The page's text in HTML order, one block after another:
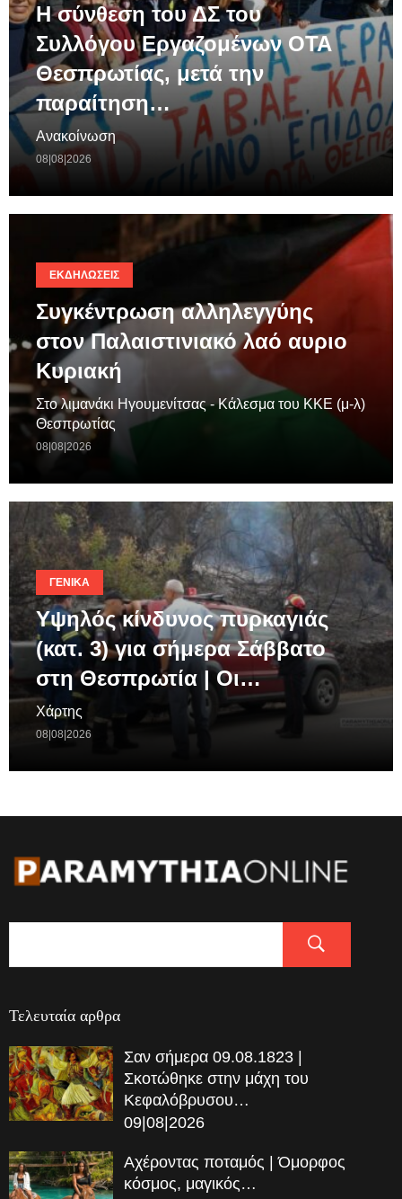
Η σύνθεση του ΔΣ του
Συλλόγου Εργαζομένων ΟΤΑ
Θεσπρωτίας, μετά την
παραίτηση…
Ανακοίνωση
08|08|2026
ΕΚΔΗΛΏΣΕΙΣ
Συγκέντρωση αλληλεγγύης
στον Παλαιστινιακό λαό αυριο
Κυριακή
Στο λιμανάκι Ηγουμενίτσας - Κάλεσμα του ΚΚΕ (μ-λ)
Θεσπρωτίας
08|08|2026
ΓΕΝΙΚΆ
Υψηλός κίνδυνος πυρκαγιάς
(κατ. 3) για σήμερα Σάββατο
στη Θεσπρωτία | Οι…
Χάρτης
08|08|2026
Τελευταία αρθρα
Σαν σήμερα 09.08.1823 |
Σκοτώθηκε στην μάχη του
Κεφαλόβρυσου…
09|08|2026
Αχέροντας ποταμός | Όμορφος
κόσμος, μαγικός…